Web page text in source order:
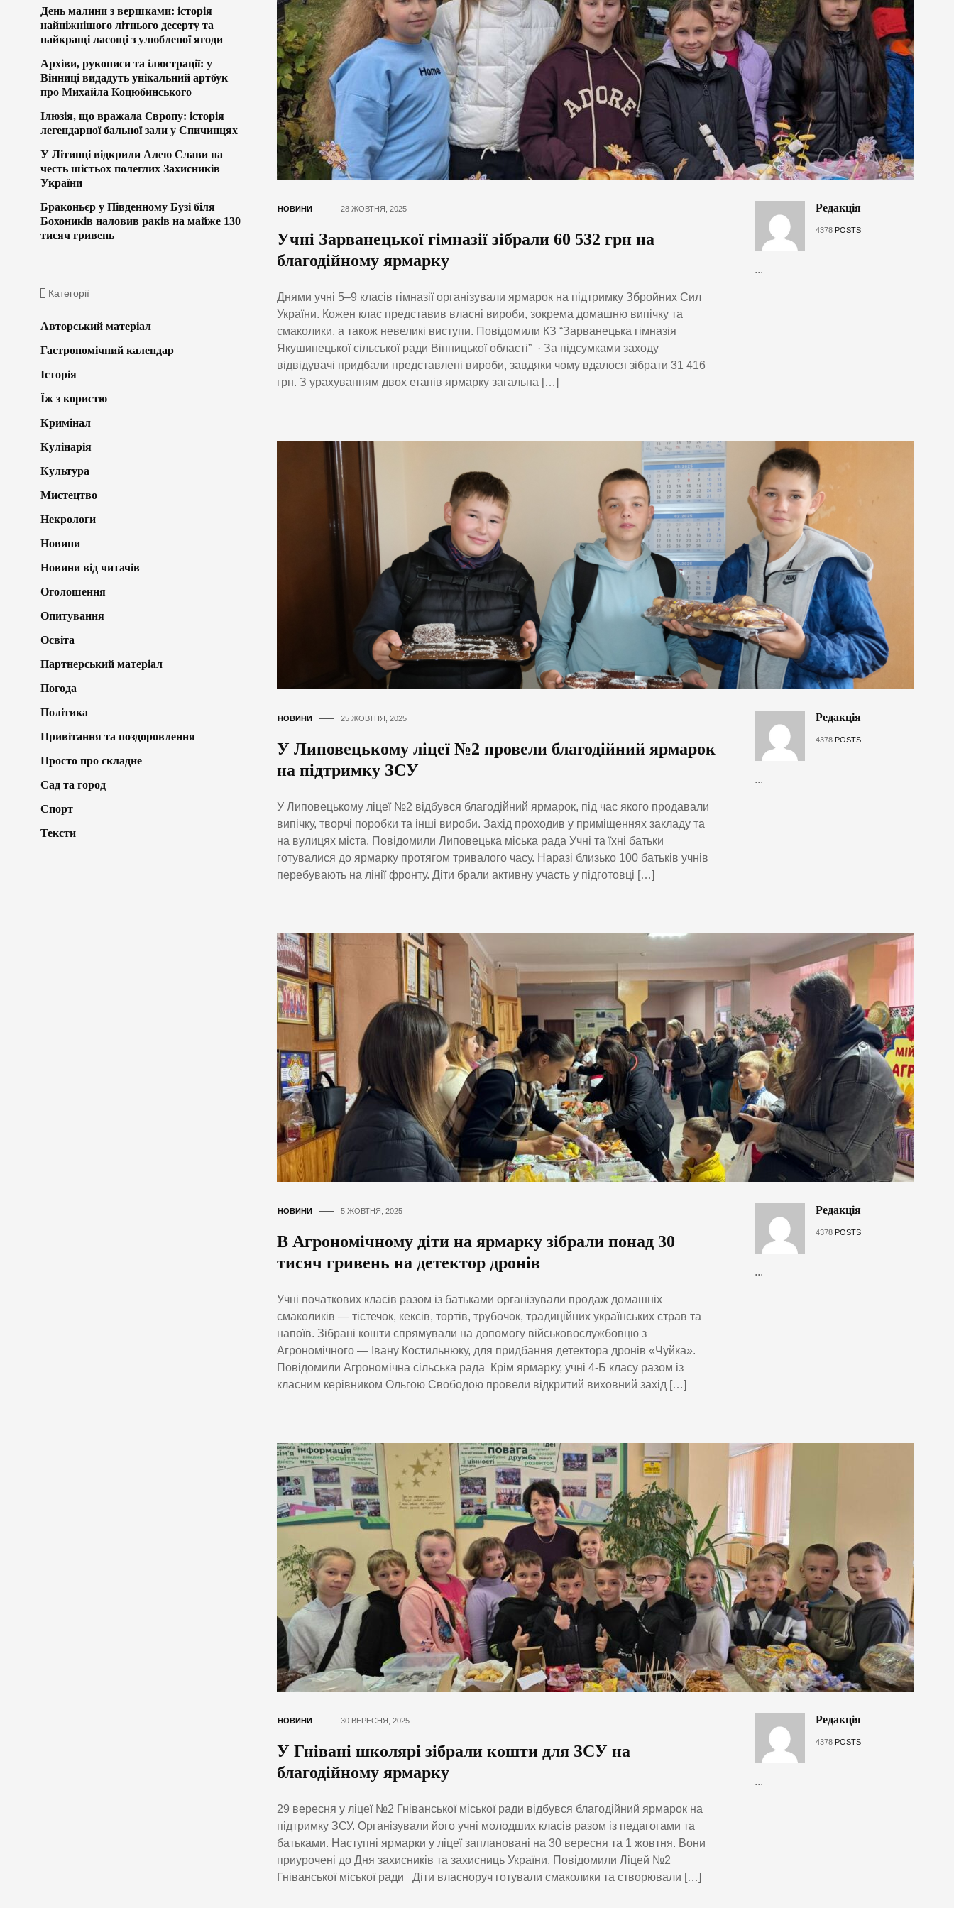
НОВИНИ 28 ЖОВТНЯ, 2025
Учні Зарванецької гімназії зібрали 60 532 грн на
благодійному ярмарку
Днями учні 5–9 класів гімназії організували ярмарок на підтримку Збройних Сил
України. Кожен клас представив власні вироби, зокрема домашню випічку та
смаколики, а також невеликі виступи. Повідомили КЗ “Зарванецька гімназія
Якушинецької сільської ради Вінницької області” · За підсумками заходу
відвідувачі придбали представлені вироби, завдяки чому вдалося зібрати 31 416
грн. З урахуванням двох етапів ярмарку загальна […]
Редакція
4378 POSTS
...
НОВИНИ 25 ЖОВТНЯ, 2025
У Липовецькому ліцеї №2 провели благодійний ярмарок
на підтримку ЗСУ
У Липовецькому ліцеї №2 відбувся благодійний ярмарок, під час якого продавали
випічку, творчі поробки та інші вироби. Захід проходив у приміщеннях закладу та
на вулицях міста. Повідомили Липовецька міська рада Учні та їхні батьки
готувалися до ярмарку протягом тривалого часу. Наразі близько 100 батьків учнів
перебувають на лінії фронту. Діти брали активну участь у підготовці […]
Редакція
4378 POSTS
...
НОВИНИ 5 ЖОВТНЯ, 2025
В Агрономічному діти на ярмарку зібрали понад 30
тисяч гривень на детектор дронів
Учні початкових класів разом із батьками організували продаж домашніх
смаколиків — тістечок, кексів, тортів, трубочок, традиційних українських страв та
напоїв. Зібрані кошти спрямували на допомогу військовослужбовцю з
Агрономічного — Івану Костильнюку, для придбання детектора дронів «Чуйка».
Повідомили Агрономічна сільська рада Крім ярмарку, учні 4-Б класу разом із
класним керівником Ольгою Свободою провели відкритий виховний захід […]
Редакція
4378 POSTS
...
НОВИНИ 30 ВЕРЕСНЯ, 2025
У Гнівані школярі зібрали кошти для ЗСУ на
благодійному ярмарку
29 вересня у ліцеї №2 Гніванської міської ради відбувся благодійний ярмарок на
підтримку ЗСУ. Організували його учні молодших класів разом із педагогами та
батьками. Наступні ярмарки у ліцеї заплановані на 30 вересня та 1 жовтня. Вони
приурочені до Дня захисників та захисниць України. Повідомили Ліцей №2
Гніванської міської ради Діти власноруч готували смаколики та створювали […]
Редакція
4378 POSTS
...
День малини з вершками: історія
найніжнішого літнього десерту та
найкращі ласощі з улюбленої ягоди
Архіви, рукописи та ілюстрації: у
Вінниці видадуть унікальний артбук
про Михайла Коцюбинського
Ілюзія, що вражала Європу: історія
легендарної бальної зали у Спичинцях
У Літинці відкрили Алею Слави на
честь шістьох полеглих Захисників
України
Браконьєр у Південному Бузі біля
Бохоників наловив раків на майже 130
тисяч гривень
Категорії
Авторський матеріал
Гастрономічний календар
Історія
Їж з користю
Кримінал
Кулінарія
Культура
Мистецтво
Некрологи
Новини
Новини від читачів
Оголошення
Опитування
Освіта
Партнерський матеріал
Погода
Політика
Привітання та поздоровлення
Просто про складне
Сад та город
Спорт
Тексти